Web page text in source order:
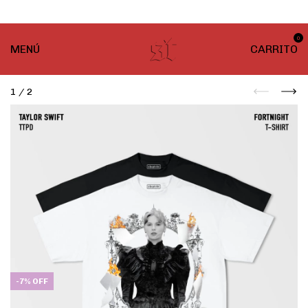
MENÚ CARRITO
0
1 / 2
-7% OFF